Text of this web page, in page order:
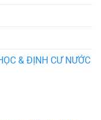
& ĐỊNH CƯ NƯỚC